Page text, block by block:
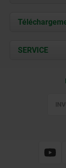
À propos
Contact
Documents
SERVICE